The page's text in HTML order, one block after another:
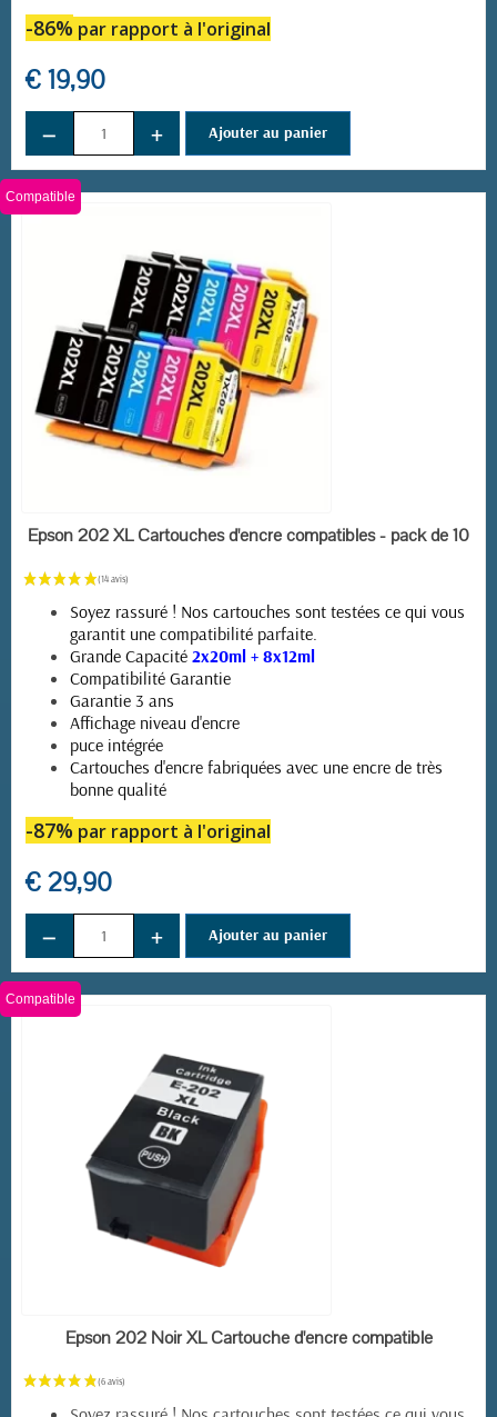
-86% par rapport à l'original
€ 19,90
− + Ajouter au panier
EN STOCK
Compatible
Epson 202 XL Cartouches d'encre compatibles - pack de 10
Soyez rassuré ! Nos cartouches sont testées ce qui vous
garantit une compatibilité parfaite.
Grande Capacité 2x20ml + 8x12ml
Compatibilité Garantie
Garantie 3 ans
Affichage niveau d'encre
puce intégrée
Cartouches d'encre fabriquées avec une encre de très
bonne qualité
-87% par rapport à l'original
€ 29,90
− + Ajouter au panier
EN STOCK
Compatible
Epson 202 Noir XL Cartouche d'encre compatible